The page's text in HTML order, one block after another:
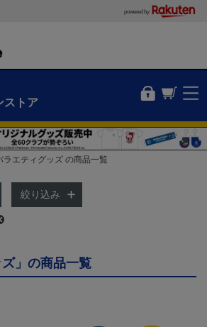
powered by
ストア
ラエティグッズ の商品一覧
絞り込み
ズ」の商品一覧